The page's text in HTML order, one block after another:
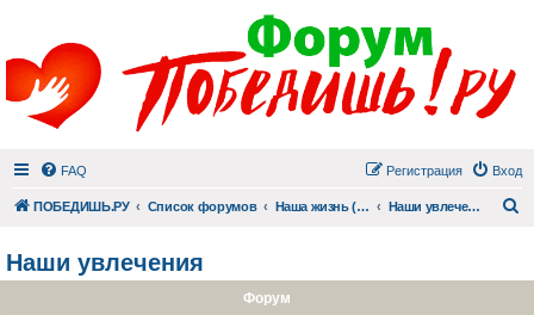
FAQ Вход
Регистрация
ПОБЕДИШЬ.РУ Список форумов Наша жизнь (не всё же о суициде!) Наши увлечения
Наши увлечения
Форум